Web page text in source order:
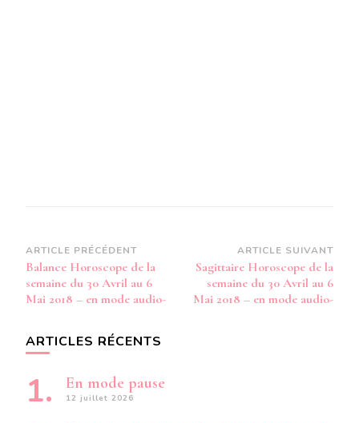
Navigation
d’article
ARTICLE PRÉCÉDENT
Balance Horoscope de la
semaine du 30 Avril au 6
Mai 2018 – en mode audio-
ARTICLE SUIVANT
Sagittaire Horoscope de la
semaine du 30 Avril au 6
Mai 2018 – en mode audio-
ARTICLES RÉCENTS
En mode pause
12 juillet 2026